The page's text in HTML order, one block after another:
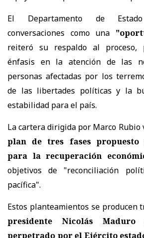
El Departamento de
conversaciones como una
reiteró su respaldo al proceso,
énfasis en la atención de las
personas afectadas por los
de las libertades políticas y la
estabilidad para el país.
La cartera dirigida por Marco
plan de tres fases propuesto
para la recuperación
objetivos de "reconciliación
pacífica".
Estos planteamientos se producen
presidente Nicolás
perpetrado por el Ejército